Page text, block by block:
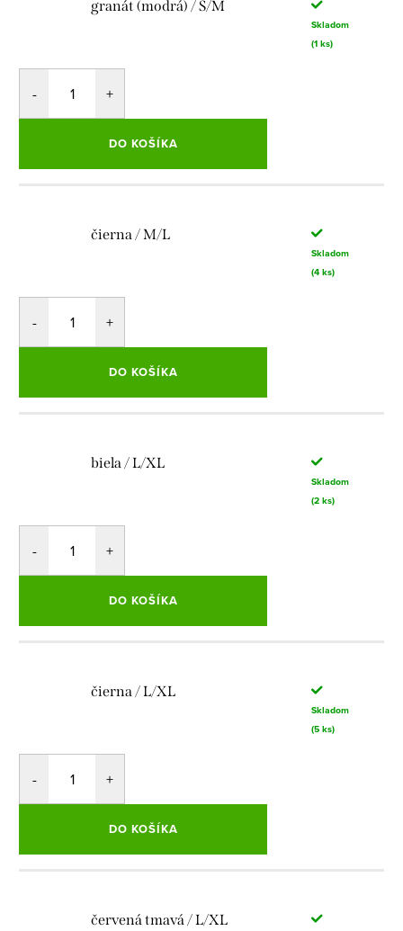
granát (modrá) / S/M
Skladom
(1 ks)
DO KOŠÍKA
čierna / M/L
Skladom
(4 ks)
DO KOŠÍKA
biela / L/XL
Skladom
(2 ks)
DO KOŠÍKA
čierna / L/XL
Skladom
(5 ks)
DO KOŠÍKA
červená tmavá / L/XL